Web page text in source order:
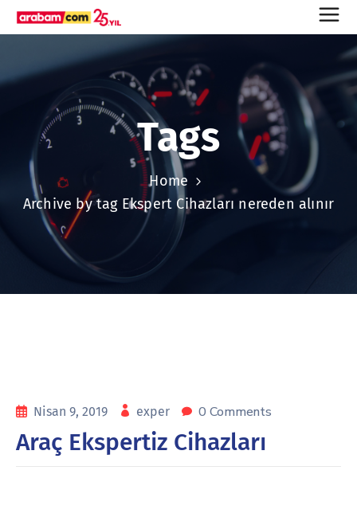
Tags
Home
Archive by tag Ekspert Cihazları nereden alınır
Nisan 9, 2019 exper 0 Comments
Araç Ekspertiz Cihazları